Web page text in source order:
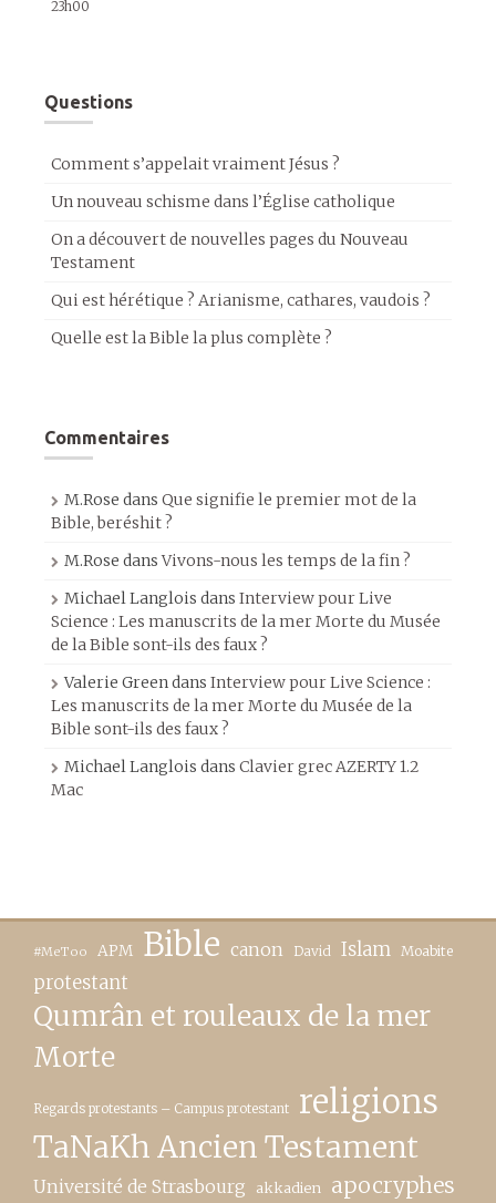
23h00
Questions
Comment s’appelait vraiment Jésus ?
Un nouveau schisme dans l’Église catholique
On a découvert de nouvelles pages du Nouveau
Testament
Qui est hérétique ? Arianisme, cathares, vaudois ?
Quelle est la Bible la plus complète ?
Commentaires
M.Rose dans Que signifie le premier mot de la
Bible, beréshit ?
M.Rose dansVivons-nous les temps de la fin ?
Michael Langlois dans Interview pour Live
Science : Les manuscrits de la mer Morte du Musée
de la Bible sont-ils des faux ?
Valerie Greendans Interview pour Live Science :
Les manuscrits de la mer Morte du Musée de la
Bible sont-ils des faux ?
Michael Langlois dans Clavier grec AZERTY 1.2
Mac
#MeToo APM Bible canon David Islam Moabite
protestant
Qumrân et rouleaux de la mer
Morte
Regards protestants – Campus protestant religions
TaNaKh Ancien Testament
Université de Strasbourg akkadien apocryphes